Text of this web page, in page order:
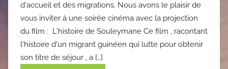
d'accueil et des migrations. Nous avons le plaisir de
vous inviter à une soirée cinéma avec la projection
du film : L'histoire de Souleymane Ce film , racontant
l'histoire d'un migrant guinéen qui lutte pour obtenir
son titre de séjour , a […]